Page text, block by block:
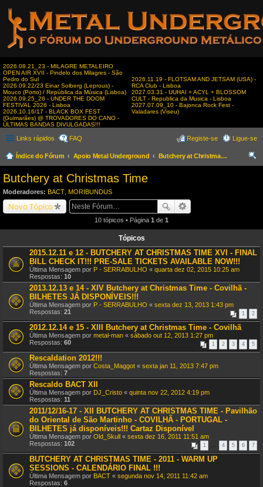
2026.08.21_23 - MILAGRE METALEIRO
OPEN AIR XVII - Pindelo dos Milagres - São
Pedro do Sul
2026.09.22/23 Einar Solberg (Leprous) -
Mouco (Porto) / República da Música (Lisboa)
2026.09.25_26 - UNDER THE DOOM
FESTIVAL 2026 - Lisboa
2026.10.16/17 - BLACK BOX FEST
(Guimarães) @ TROVADORES DO CANO -
ÚLTIMAS BANDAS DIVULGADAS!!!
2026.11.19 - FLOTSAM AND JETSAM (USA) -
RCA Club - Lisboa
2027.03.31 - UUHAI + ACYL + BLOSSOM
CULT - Republica da Musica - Lisboa
2027.07.09_10 - Bajonca Rock Fest -
Valadares (Viseu)
Links rápidos FAQ Ligue-se
Registe-se
Índice do Fórum Apoio Metal Underground
Butchery at Christmas Time
Butchery at Christmas Time
Moderadores: BACT MORIBUNDUS
Novo Tópico
10 tópicos • Página 1 de 1
Tópicos
2015.12.11 e 12 - BUTCHERY AT CHRISTMAS TIME XVI - FINAL
BILL CHECK IT!!! PRE-SALE TICKETS AVAILABLE NOW!!!
Última Mensagem por P - SERRABULHO « quarta dez 02, 2015 10:25 am
Respostas: 10
2013.12.13 e 14 - XIV Butchery at Christmas Time - Covilhã -
BILHETES JÁ DISPONÍVEIS!!!
Última Mensagem por P - SERRABULHO « sexta dez 13, 2013 1:43 pm
Respostas: 21 1 2
2012.12.14 e 15 - XIII Butchery at Christmas Time - Covilhã
Última Mensagem por metal-man « sábado out 12, 2013 1:27 pm
Respostas: 60 1 2 3 4 5
Rescaldation 2012!!!
Última Mensagem por Costa_Maggot « sexta jan 11, 2013 7:47 pm
Respostas: 7
Rescaldo BACT XII
Última Mensagem por DJ_Cristo « quinta nov 22, 2012 4:19 pm
Respostas: 11
2011/12/16-17 - XII BUTCHERY AT CHRISTMAS TIME - Pavilhão
do Oriental de São Martinho - COVILHÃ - PORTUGAL -
BILHETES já disponíveis!!! Cartaz Disponível
Última Mensagem por Old_Skull « sexta dez 16, 2011 11:51 am
Respostas: 102 1 4 5 6 7
BUTCHERY AT CHRISTMAS TIME - 2011 - WARM UP
SESSIONS - CALENDÁRIO FINAL !!!
Última Mensagem por BACT « segunda nov 14, 2011 11:42 am
Respostas: 6